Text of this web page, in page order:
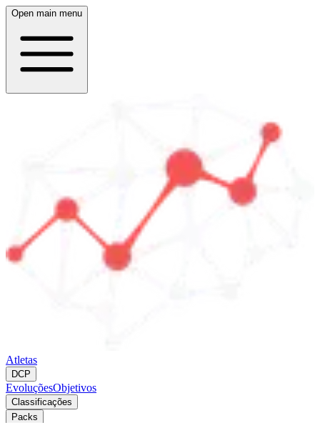
Open main menu
Atletas
DCP
EvoluçõesObjetivos
Classificações
Packs